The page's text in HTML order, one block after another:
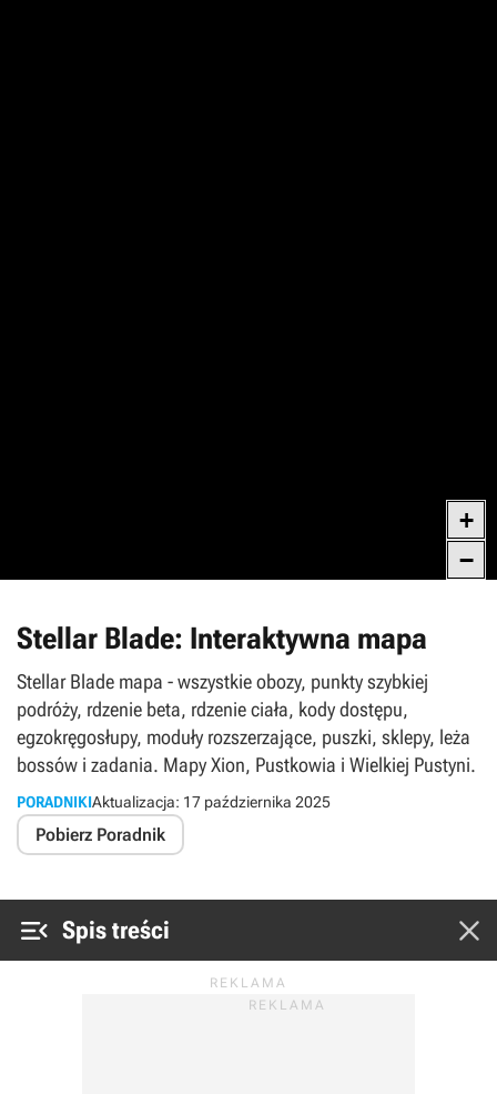
Stellar Blade: Interaktywna mapa
Stellar Blade mapa - wszystkie obozy, punkty szybkiej
podróży, rdzenie beta, rdzenie ciała, kody dostępu,
egzokręgosłupy, moduły rozszerzające, puszki, sklepy, leża
bossów i zadania. Mapy Xion, Pustkowia i Wielkiej Pustyni.
PORADNIKIAktualizacja: 17 października 2025
Pobierz Poradnik
 Spis treści 